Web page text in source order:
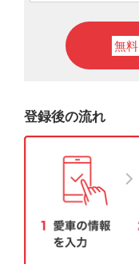
無料
登録後の流れ